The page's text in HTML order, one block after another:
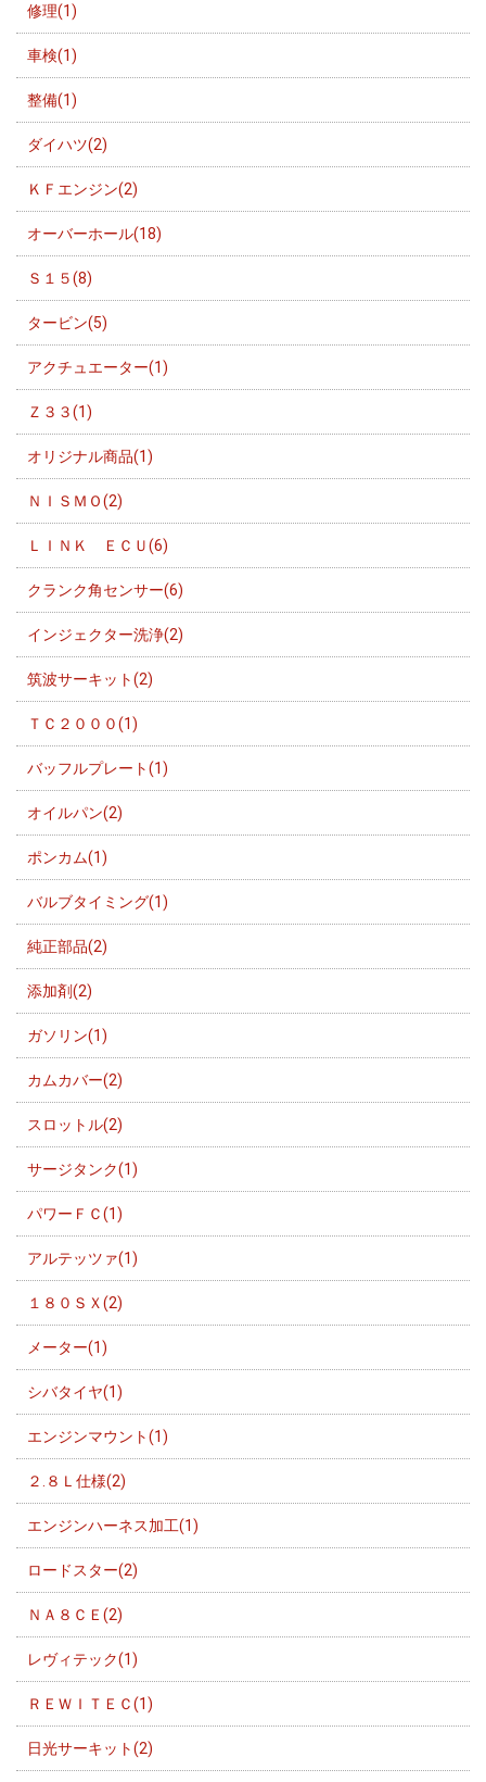
修理(1)
車検(1)
整備(1)
ダイハツ(2)
ＫＦエンジン(2)
オーバーホール(18)
Ｓ１５(8)
タービン(5)
アクチュエーター(1)
Ｚ３３(1)
オリジナル商品(1)
ＮＩＳＭＯ(2)
ＬＩＮＫ ＥＣＵ(6)
クランク角センサー(6)
インジェクター洗浄(2)
筑波サーキット(2)
ＴＣ２０００(1)
バッフルプレート(1)
オイルパン(2)
ポンカム(1)
バルブタイミング(1)
純正部品(2)
添加剤(2)
ガソリン(1)
カムカバー(2)
スロットル(2)
サージタンク(1)
パワーＦＣ(1)
アルテッツァ(1)
１８０ＳＸ(2)
メーター(1)
シバタイヤ(1)
エンジンマウント(1)
２.８Ｌ仕様(2)
エンジンハーネス加工(1)
ロードスター(2)
ＮＡ８ＣＥ(2)
レヴィテック(1)
ＲＥＷＩＴＥＣ(1)
日光サーキット(2)